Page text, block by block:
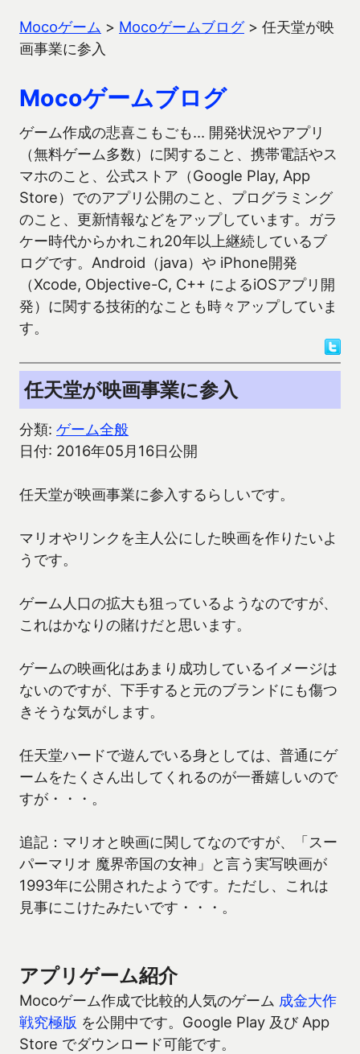
Mocoゲーム > Mocoゲームブログ> 任天堂が映
画事業に参入
Mocoゲームブログ
ゲーム作成の悲喜こもごも… 開発状況やアプリ
（無料ゲーム多数）に関すること、携帯電話やス
マホのこと、公式ストア（Google Play, App
Store）でのアプリ公開のこと、プログラミング
のこと、更新情報などをアップしています。ガラ
ケー時代からかれこれ20年以上継続しているブ
ログです。Android（java）や iPhone開発
（Xcode, Objective-C, C++ によるiOSアプリ開
発）に関する技術的なことも時々アップしていま
す。
任天堂が映画事業に参入
分類: ゲーム全般
日付: 2016年05月16日公開
任天堂が映画事業に参入するらしいです。
マリオやリンクを主人公にした映画を作りたいよ
うです。
ゲーム人口の拡大も狙っているようなのですが、
これはかなりの賭けだと思います。
ゲームの映画化はあまり成功しているイメージは
ないのですが、下手すると元のブランドにも傷つ
きそうな気がします。
任天堂ハードで遊んでいる身としては、普通にゲ
ームをたくさん出してくれるのが一番嬉しいので
すが・・・。
追記：マリオと映画に関してなのですが、「スー
パーマリオ 魔界帝国の女神」と言う実写映画が
1993年に公開されたようです。ただし、これは
見事にこけたみたいです・・・。
アプリゲーム紹介
Mocoゲーム作成で比較的人気のゲーム 成金大作
戦究極版 を公開中です。Google Play 及び App
Store でダウンロード可能です。